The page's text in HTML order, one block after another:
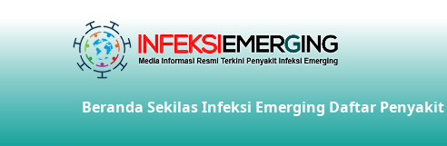
Beranda Sekilas Infeksi Emerging Daftar Penyakit